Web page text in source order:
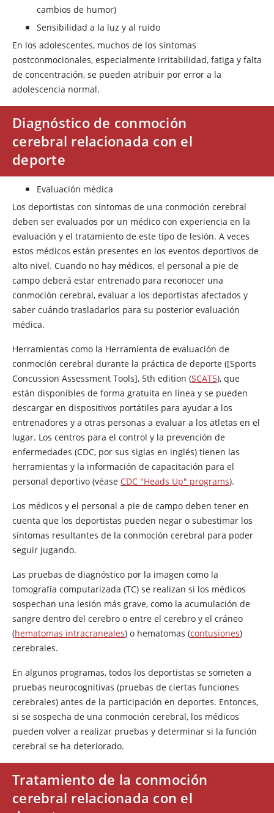
cambios de humor)
Sensibilidad a la luz y al ruido
En los adolescentes, muchos de los síntomas
postconmocionales, especialmente irritabilidad, fatiga y falta
de concentración, se pueden atribuir por error a la
adolescencia normal.
Diagnóstico de conmoción
cerebral relacionada con el
deporte
Evaluación médica
Los deportistas con síntomas de una conmoción cerebral
deben ser evaluados por un médico con experiencia en la
evaluación y el tratamiento de este tipo de lesión. A veces
estos médicos están presentes en los eventos deportivos de
alto nivel. Cuando no hay médicos, el personal a pie de
campo deberá estar entrenado para reconocer una
conmoción cerebral, evaluar a los deportistas afectados y
saber cuándo trasladarlos para su posterior evaluación
médica.
Herramientas como la Herramienta de evaluación de
conmoción cerebral durante la práctica de deporte ([Sports
Concussion Assessment Tools], 5th edition (SCAT5), que
están disponibles de forma gratuita en línea y se pueden
descargar en dispositivos portátiles para ayudar a los
entrenadores y a otras personas a evaluar a los atletas en el
lugar. Los centros para el control y la prevención de
enfermedades (CDC, por sus siglas en inglés) tienen las
herramientas y la información de capacitación para el
personal deportivo (véase CDC "Heads Up" programs).
Los médicos y el personal a pie de campo deben tener en
cuenta que los deportistas pueden negar o subestimar los
síntomas resultantes de la conmoción cerebral para poder
seguir jugando.
Las pruebas de diagnóstico por la imagen como la
tomografía computarizada (TC) se realizan si los médicos
sospechan una lesión más grave, como la acumulación de
sangre dentro del cerebro o entre el cerebro y el cráneo
(hematomas intracraneales) o hematomas (contusiones)
cerebrales.
En algunos programas, todos los deportistas se someten a
pruebas neurocognitivas (pruebas de ciertas funciones
cerebrales) antes de la participación en deportes. Entonces,
si se sospecha de una conmoción cerebral, los médicos
pueden volver a realizar pruebas y determinar si la función
cerebral se ha deteriorado.
Tratamiento de la conmoción
cerebral relacionada con el